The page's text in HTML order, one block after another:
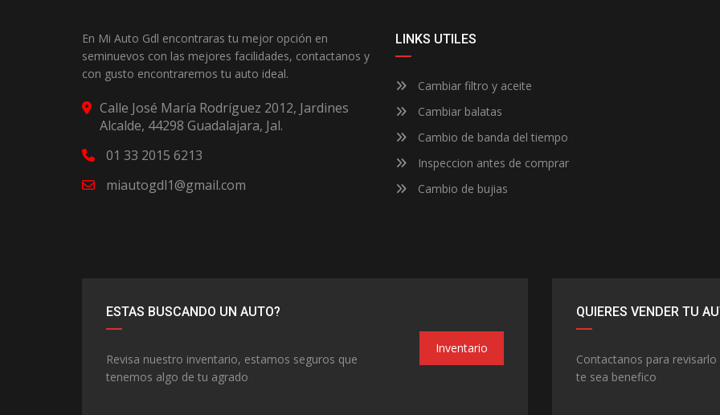
En Mi Auto Gdl encontraras tu mejor opción en
seminuevos con las mejores facilidades, contactanos y
con gusto encontraremos tu auto ideal.
Calle José María Rodríguez 2012, Jardines
Alcalde, 44298 Guadalajara, Jal.
01 33 2015 6213
miautogdl1@gmail.com
LINKS UTILES
Cambiar filtro y aceite
Cambiar balatas
Cambio de banda del tiempo
Inspeccion antes de comprar
Cambio de bujias
ESTAS BUSCANDO UN AUTO?
Revisa nuestro inventario, estamos seguros que
tenemos algo de tu agrado
Inventario
QUIERES VENDER TU
Contactanos para
te sea benefico